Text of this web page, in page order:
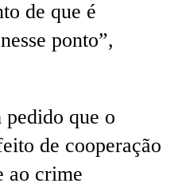
de que é
ponto”,
pedido que o
de cooperação
ao crime